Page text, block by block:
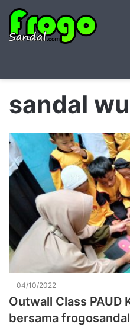
sandal
04/10/2022
Outwall Class PAUD
bersama frogosandal